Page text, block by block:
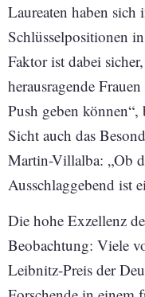
Laureaten haben
Schlüsselpositionen
Faktor ist dabei
herausragende
Push geben
Sicht auch das
Martin-Villalba: „Ob
Ausschlaggebend ist
Die hohe Exzellenz
Beobachtung: Viele
Leibnitz-Preis der